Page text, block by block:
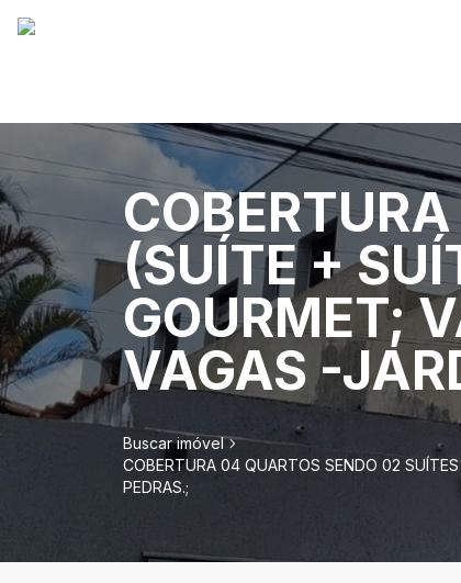
(SUÍTE +
GOURMET;
VAGAS -
Buscar imóvel
COBERTURA 04 QUARTOS SENDO 02
PEDRAS.;